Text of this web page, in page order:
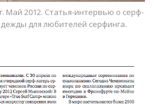
Май 2012. Статья-интервью о серф-
для любителей серфинга.